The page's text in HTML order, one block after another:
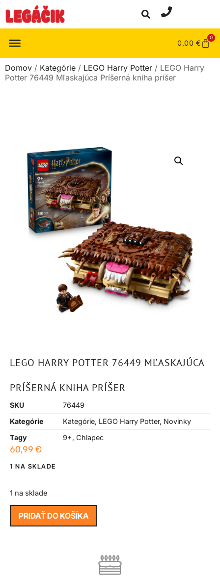
0,00 €
0
Domov / Kategórie / LEGO Harry Potter / LEGO Harry
Potter 76449 Mľaskajúca Príšerná kniha príšer
LEGO HARRY POTTER 76449 MĽASKAJÚCA
PRÍŠERNÁ KNIHA PRÍŠER
SKU
76449
Kategórie
Kategórie, LEGO Harry Potter, Novinky
Tagy
9+, Chlapec
60,99 €
1 NA SKLADE
1 na sklade
PRIDAŤ DO KOŠÍKA